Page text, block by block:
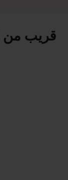
قريب من